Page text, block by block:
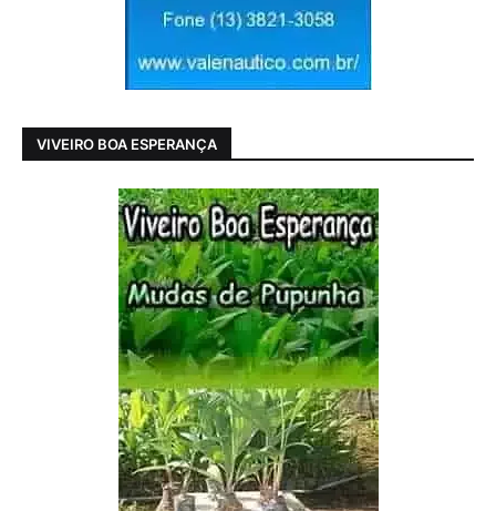
VIVEIRO BOA ESPERANÇA